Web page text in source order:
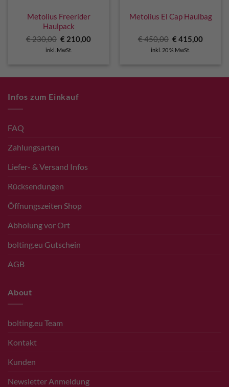
Metolius Freerider
Haulpack
€230,00 Ursprünglicher
war:
€ 210,00Aktueller
inkl. MwSt.
Metolius El Cap Haulbag
€450,00 Ursprünglicher
war:
€415,00
inkl. 20 % MwSt.
Infos zum Einkauf
FAQ
Zahlungsarten
Liefer- & Versand Infos
Rücksendungen
Öffnungszeiten Shop
Abholung vor Ort
bolting.eu Gutschein
AGB
About
bolting.eu Team
Kontakt
Kunden
Newsletter Anmeldung